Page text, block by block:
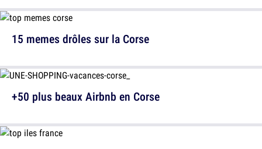
15 memes drôles sur la Corse
+50 plus beaux Airbnb en Corse